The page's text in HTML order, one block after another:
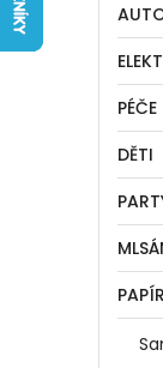
DĚTI
PAPÍR